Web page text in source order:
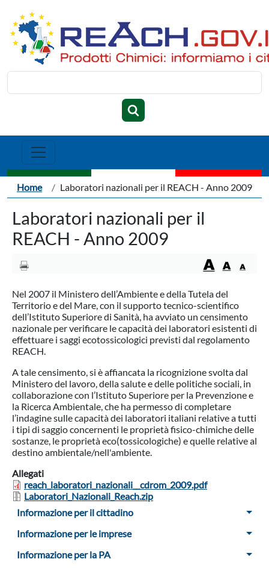
Briciole di pane
Home Laboratori nazionali per il REACH - Anno 2009
Laboratori nazionali per il
REACH - Anno 2009
Nel 2007 il Ministero dell’Ambiente e della Tutela del
Territorio e del Mare, con il supporto tecnico-scientifico
dell’Istituto Superiore di Sanità, ha avviato un censimento
nazionale per verificare le capacità dei laboratori esistenti di
effettuare i saggi ecotossicologici previsti dal regolamento
REACH.
A tale censimento, si è affiancata la ricognizione svolta dal
Ministero del lavoro, della salute e delle politiche sociali, in
collaborazione con l’Istituto Superiore per la Prevenzione e
la Ricerca Ambientale, che ha permesso di completare
l’indagine sulle capacità dei laboratori italiani relative a tutti
i tipi di saggio concernenti le proprietà fisico-chimiche delle
sostanze, le proprietà eco(tossicologiche) e quelle relative al
destino ambientale/nell'ambiente.
Allegati
reach_laboratori_nazionali__cdrom_2009.pdf
Laboratori_Nazionali_Reach.zip
Menu Sidebar
Informazione per il cittadino
Informazione per le imprese
Informazione per la PA